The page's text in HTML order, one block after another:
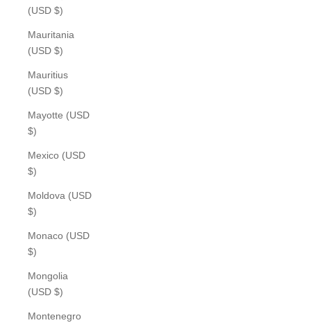
(USD $)
Mauritania
(USD $)
Mauritius
(USD $)
Mayotte (USD
$)
Mexico (USD
$)
Moldova (USD
$)
Monaco (USD
$)
Mongolia
(USD $)
Montenegro